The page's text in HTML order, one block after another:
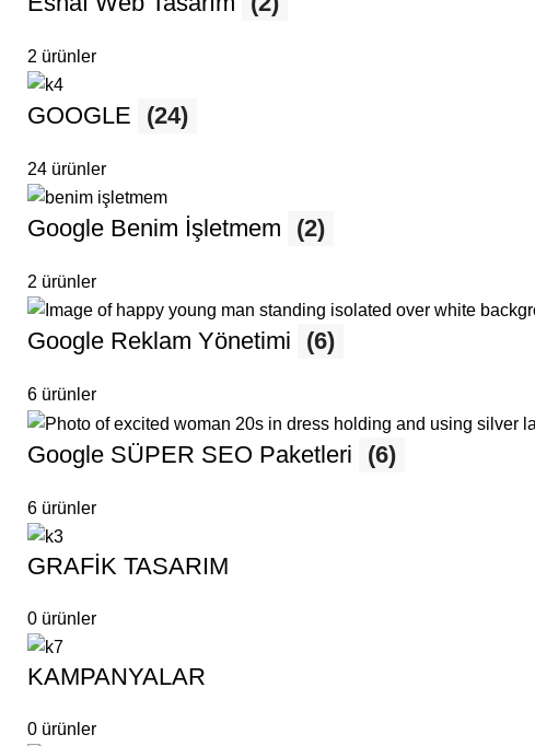
2 ürünler
GOOGLE (24)
24 ürünler
Google Benim İşletmem (2)
2 ürünler
Google Reklam Yönetimi (6)
6 ürünler
Google SÜPER SEO Paketleri (6)
6 ürünler
GRAFİK TASARIM
0 ürünler
KAMPANYALAR
0 ürünler